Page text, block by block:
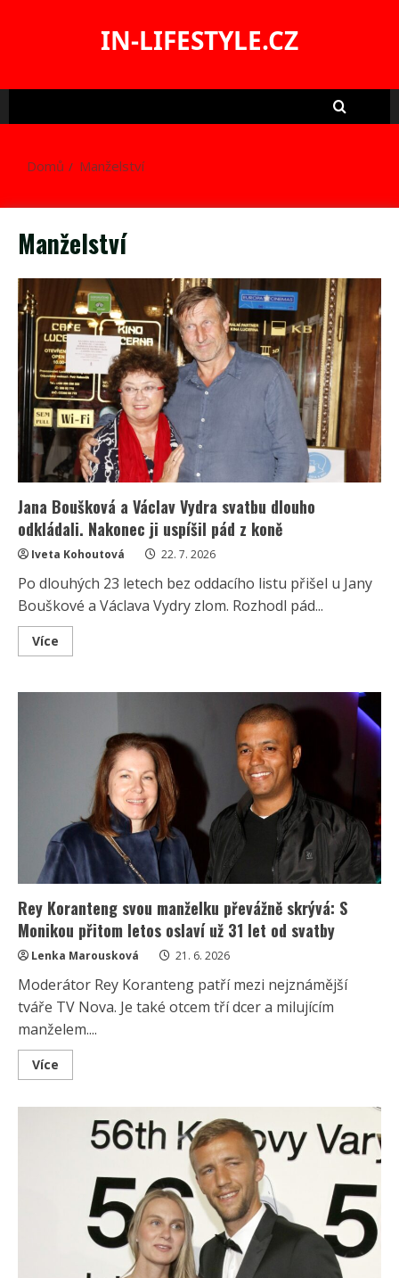
IN-LIFESTYLE.CZ
Domů Manželství
Manželství
Jana Boušková a Václav Vydra svatbu dlouho
odkládali. Nakonec ji uspíšil pád z koně
Iveta Kohoutová 22. 7. 2026
Po dlouhých 23 letech bez oddacího listu přišel u Jany
Bouškové a Václava Vydry zlom. Rozhodl pád...
Více
more
Boušková
odkládali.
Nakonec
uspíšil
pád
z
koně
Rey Koranteng svou manželku převážně skrývá: S
Monikou přitom letos oslaví už 31 let od svatby
Lenka Marousková 21. 6. 2026
Moderátor Rey Koranteng patří mezi nejznámější
tváře TV Nova. Je také otcem tří dcer a milujícím
manželem....
Více
more
manželku
převážně
Monikou
přitom
letos
oslaví